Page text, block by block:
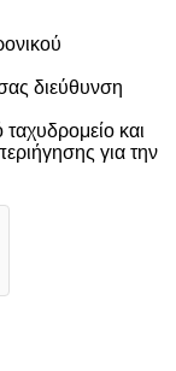
διεύθυνση
και
για την